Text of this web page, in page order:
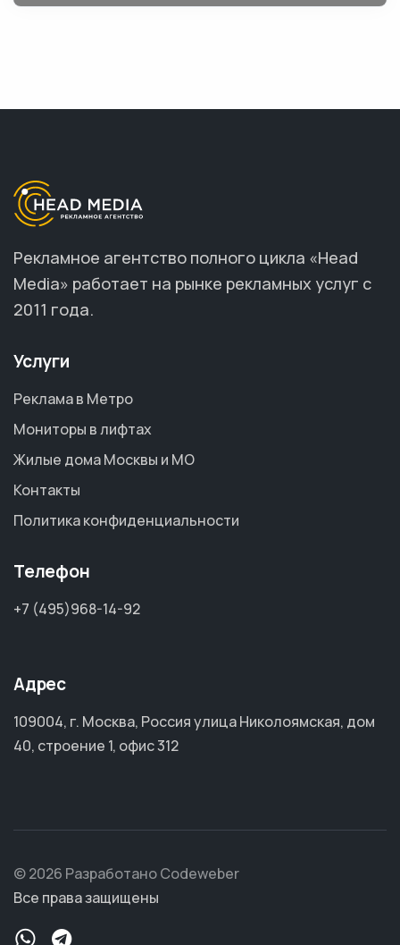
Рекламное агентство полного цикла «Head
Media» работает на рынке рекламных услуг с
2011 года.
Услуги
Реклама в Метро
Мониторы в лифтах
Жилые дома Москвы и МО
Контакты
Политика конфиденциальности
Телефон
+7 (495)968-14-92
Адрес
109004, г. Москва, Россия улица Николоямская, дом
40, строение 1, офис 312
© 2026 Разработано Codeweber
Все права защищены